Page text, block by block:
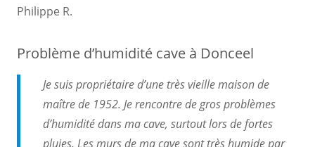
Philippe R.
Problème d’humidité cave à Donceel
Je suis propriétaire d’une très vieille maison de
maître de 1952. Je rencontre de gros problèmes
d’humidité dans ma cave, surtout lors de fortes
pluies. Les murs de ma cave sont très humide par